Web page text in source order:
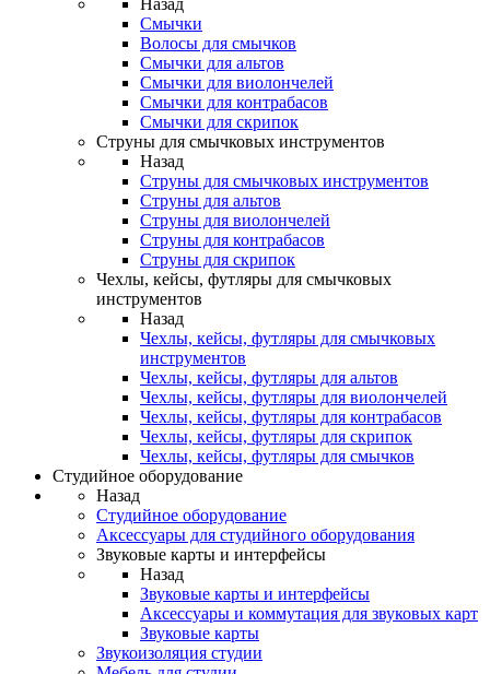
Назад
Смычки
Волосы для смычков
Смычки для альтов
Смычки для виолончелей
Смычки для контрабасов
Смычки для скрипок
Струны для смычковых инструментов
Назад
Струны для смычковых инструментов
Струны для альтов
Струны для виолончелей
Струны для контрабасов
Струны для скрипок
Чехлы, кейсы, футляры для смычковых
инструментов
Назад
Чехлы, кейсы, футляры для смычковых
инструментов
Чехлы, кейсы, футляры для альтов
Чехлы, кейсы, футляры для виолончелей
Чехлы, кейсы, футляры для контрабасов
Чехлы, кейсы, футляры для скрипок
Чехлы, кейсы, футляры для смычков
Студийное оборудование
Назад
Студийное оборудование
Аксессуары для студийного оборудования
Звуковые карты и интерфейсы
Назад
Звуковые карты и интерфейсы
Аксессуары и коммутация для звуковых карт
Звуковые карты
Звукоизоляция студии